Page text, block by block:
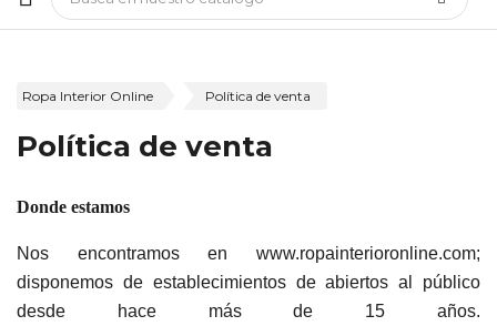
Ropa Interior Online Política de venta
Política de venta
Donde estamos
Nos encontramos en www.ropainterioronline.com;
disponemos de establecimientos de abiertos al público
desde hace más de 15 años.